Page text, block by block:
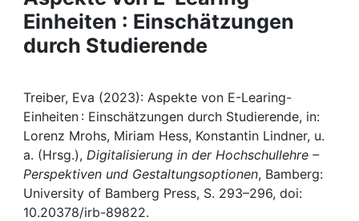
People
Awards
My FIS
Help
Einheiten : Einschätzungen
durch Studierende
Treiber, Eva (2023): Aspekte von E-Learing-
Einheiten : Einschätzungen durch Studierende, in:
Lorenz Mrohs, Miriam Hess, Konstantin Lindner, u.
a. (Hrsg.), Digitalisierung in der Hochschullehre –
Perspektiven und Gestaltungsoptionen, Bamberg:
University of Bamberg Press, S. 293–296, doi:
10.20378/irb-89822.